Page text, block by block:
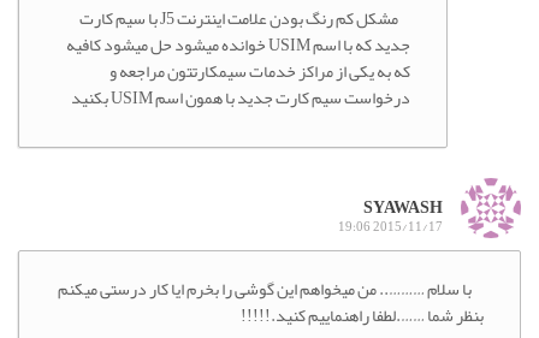
مشکل کم رنگ بودن علامت اینترنت J5 با سیم کارت
جدید که با اسم USIM خوانده میشود حل میشود کافیه
که به یکی از مراکز خدمات سیمکارتتون مراجعه و
درخواست سیم کارت جدید با همون اسم USIM بکنید
SYAWASH
2015/11/17 19:06
با سلام ……….. من میخواهم این گوشی را بخرم ایا کار درستی میکنم
بنظر شما …….لطفا راهنماییم کنید.!!!!!